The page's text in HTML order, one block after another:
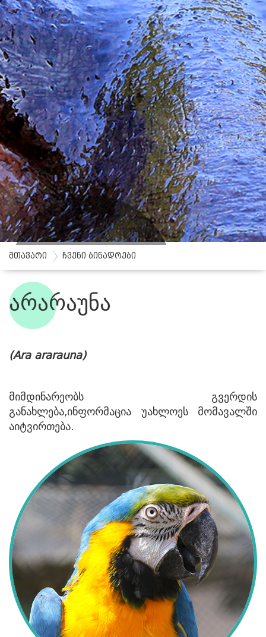
ჩვენი ბინადრები
მთავარი ჩვენი ბინადრები
არარაუნა
(Ara ararauna)
მიმდინარეობს გვერდის
განახლება,ინფორმაცია უახლოეს მომავალში
აიტვირთება.